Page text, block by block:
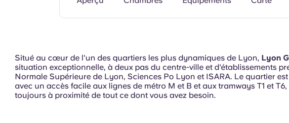
Situé au cœur de l'un des quartiers les plus dynamiques de Lyon, Lyon
situation exceptionnelle, à deux pas du centre-ville et d'établissements
Normale Supérieure de Lyon, Sciences Po Lyon et ISARA. Le quartier
avec un accès facile aux lignes de métro M et B et aux tramways T1 et
toujours à proximité de tout ce dont vous avez besoin.